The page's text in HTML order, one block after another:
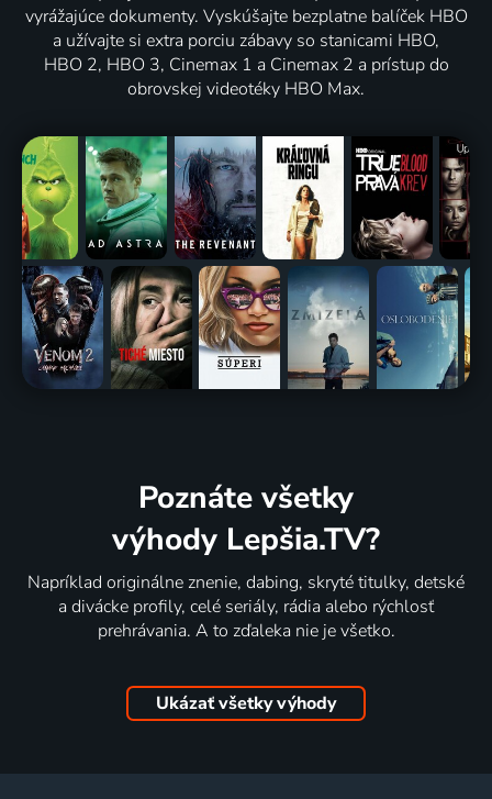
vyrážajúce dokumenty. Vyskúšajte bezplatne balíček HBO
a užívajte si extra porciu zábavy so stanicami HBO,
HBO 2, HBO 3, Cinemax 1 a Cinemax 2 a prístup do
obrovskej videotéky HBO Max.
Poznáte všetky
výhody Lepšia.TV?
Napríklad originálne znenie, dabing, skryté titulky, detské
a divácke profily, celé seriály, rádia alebo rýchlosť
prehrávania. A to zďaleka nie je všetko.
Ukázať všetky výhody